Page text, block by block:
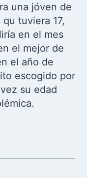
una jóven de
tuviera 17,
en el mes
el mejor de
el año de
escogido por
su edad